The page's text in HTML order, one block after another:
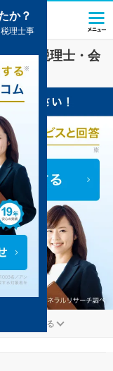
県)の税理士・会
もっと見る
か？
理士事